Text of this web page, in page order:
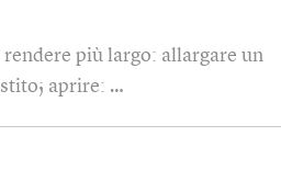
rendere più largo: allargare un
aprire: …